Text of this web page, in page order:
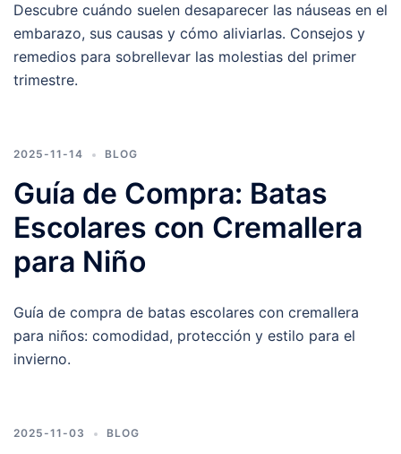
Descubre cuándo suelen desaparecer las náuseas en el
embarazo, sus causas y cómo aliviarlas. Consejos y
remedios para sobrellevar las molestias del primer
trimestre.
2025-11-14 BLOG
Guía de Compra: Batas
Escolares con Cremallera
para Niño
Guía de compra de batas escolares con cremallera
para niños: comodidad, protección y estilo para el
invierno.
2025-11-03 BLOG